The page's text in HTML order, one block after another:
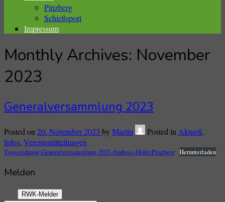
Pinzberg
Schießsport
Impressum
Monthly Archives: November
2023
Generalversammlung 2023
Posted on 20. November 2023 by Martin Posted in Aktuell,
Infos, Vereinsmitteilungen
Tagesordnung-Generalversammlung-2023-Andreas-Hofer-Pinzberg Herunterladen
Melden
RWK-Melder